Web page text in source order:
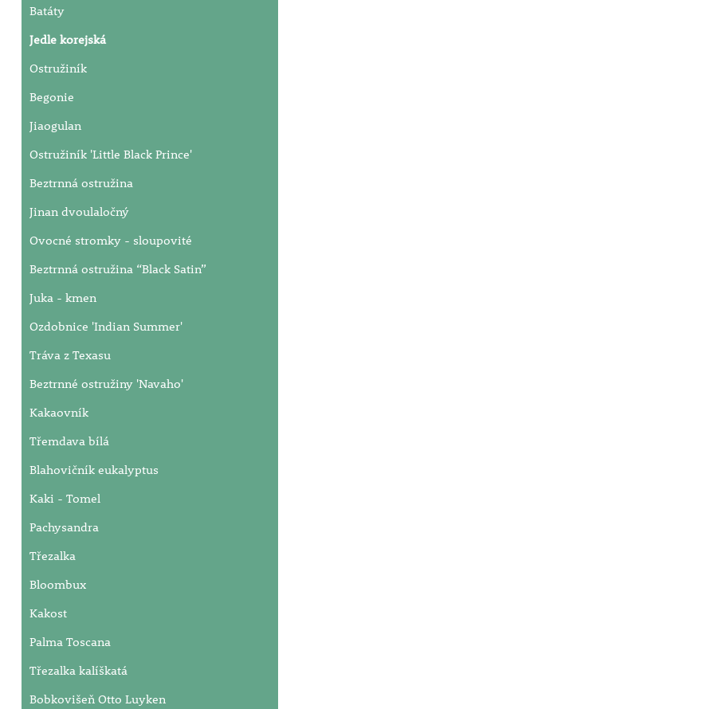
Batáty
Jedle korejská
Ostružiník
Begonie
Jiaogulan
Ostružiník 'Little Black Prince'
Beztrnná ostružina
Jinan dvoulaločný
Ovocné stromky - sloupovité
Beztrnná ostružina “Black Satin”
Juka - kmen
Ozdobnice 'Indian Summer'
Tráva z Texasu
Beztrnné ostružiny 'Navaho'
Kakaovník
Třemdava bílá
Blahovičník eukalyptus
Kaki - Tomel
Pachysandra
Třezalka
Bloombux
Kakost
Palma Toscana
Třezalka kalíškatá
Bobkovišeň Otto Luyken